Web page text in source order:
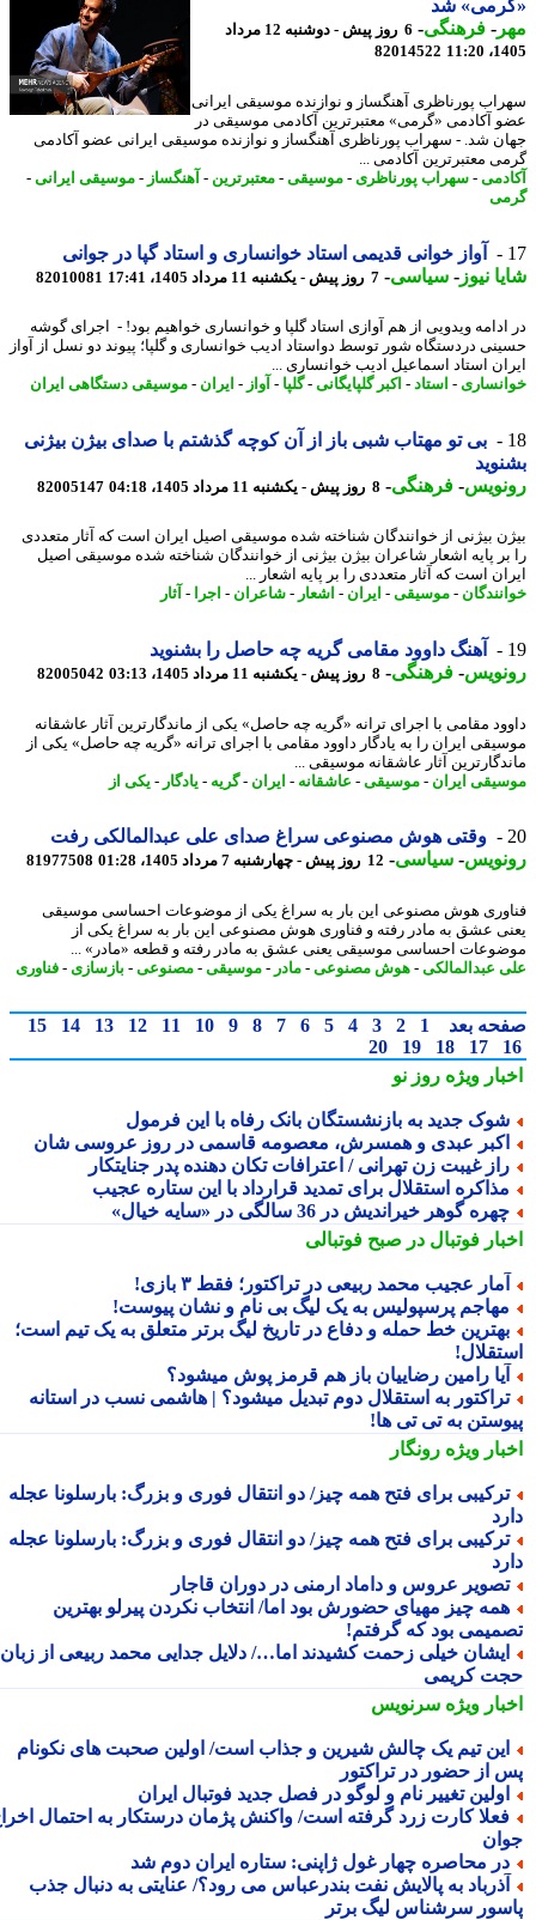
شد
-فرهنگی-
6 روز پیش - دوشنبه 12 مرداد
82014522
پورناظری آهنگساز و نوازنده موسیقی ایرانی
آکادمی «گرمی» معتبرترین آکادمی موسیقی در
شد. - سهراب پورناظری آهنگساز و نوازنده موسیقی ایرانی عضو آکادمی
معتبرترین آکادمی ...
-سهراب پورناظری- موسیقی-معتبرترین- آهنگساز-موسیقی ایرانی-
آواز خوانی قدیمی استاد خوانساری و استاد گپا در جوانی
نیوز-سیاسی-7 روز پیش - یکشنبه 11 مرداد 1405، 17:41 82010081
ویدویی از هم آوازی استاد گلپا و خوانساری خواهیم بود! - اجرای گوشه
دردستگاه شور توسط دواستاد ادیب خوانساری و گلپا؛ پیوند دو نسل از آواز
استاد اسماعیل ادیب خوانساری ...
- استاد-اکبر گلپایگانی-گلپا-آواز-ایران - موسیقی دستگاهی ایران
بی تو مهتاب شبی باز از آن کوچه گذشتم با صدای بیژن بیژنی
-فرهنگی-8 روز پیش - یکشنبه 11 مرداد 1405، 04:18 82005147
بیژنی از خوانندگان شناخته شده موسیقی اصیل ایران است که آثار متعددی
پایه اشعار شاعران بیژن بیژنی از خوانندگان شناخته شده موسیقی اصیل
است که آثار متعددی را بر پایه اشعار ...
-موسیقی-ایران - اشعار-شاعران- اجرا -آثار
آهنگ داوود مقامی گریه چه حاصل را بشنوید
-فرهنگی-8 روز پیش - یکشنبه 11 مرداد 1405، 03:13 82005042
مقامی با اجرای ترانه «گریه چه حاصل» یکی از ماندگارترین آثار عاشقانه
ایران را به یادگار داوود مقامی با اجرای ترانه «گریه چه حاصل» یکی از
آثار عاشقانه موسیقی ...
ایران - موسیقی-عاشقانه-ایران - گریه- یادگار-یکی از
وقتی هوش مصنوعی سراغ صدای علی عبدالمالکی رفت
-سیاسی-12 روز پیش - چهارشنبه 7 مرداد 1405، 01:28 81977508
هوش مصنوعی این بار به سراغ یکی از موضوعات احساسی موسیقی
عشق به مادر رفته و فناوری هوش مصنوعی این بار به سراغ یکی از
احساسی موسیقی یعنی عشق به مادر رفته و قطعه «مادر» ...
عبدالمالکی-هوش مصنوعی-مادر -موسیقی-مصنوعی-بازسازی- فناوری
بعد 1
2
3
4
5
6
7
8
9
10
11
12
13
14
15
17
18
19
20
ویژهروز نو
جدید به بازنشستگان بانک رفاه با این فرمول
عبدی و همسرش، معصومه قاسمی در روز عروسی شان
غیبت زن تهرانی / اعترافات تکان دهنده پدر جنایتکار
استقلال برای تمدید قرارداد با این ستاره عجیب
گوهر خیراندیش در 36 سالگی در «سایه خیال»
فوتبال در صبح فوتبالی
عجیب محمد ربیعی در تراکتور؛ فقط ۳ بازی!
پرسپولیس به یک لیگ بی نام و نشان پیوست!
خط حمله و دفاع در تاریخ لیگ برتر متعلق به یک تیم است؛
رامین رضاییان باز هم قرمز پوش میشود؟
به استقلال دوم تبدیل میشود؟ | هاشمی نسب در استانه
به تی تی ها!
ویژهرونگار
برای فتح همه چیز/ دو انتقال فوری و بزرگ: بارسلونا عجله
برای فتح همه چیز/ دو انتقال فوری و بزرگ: بارسلونا عجله
عروس و داماد ارمنی در دوران قاجار
چیز مهیای حضورش بود اما/ انتخاب نکردن پیرلو بهترین
بود که گرفتم!
خیلی زحمت کشیدند اما…/ دلایل جدایی محمد ربیعی از زبان
کریمی
ویژهسرنویس
تیم یک چالش شیرین و جذاب است/ اولین صحبت های نکونام
از حضور در تراکتور
تغییر نام و لوگو در فصل جدید فوتبال ایران
کارت زرد گرفته است/ واکنش پژمان درستکار به احتمال اخراج
محاصره چهار غول ژاپنی: ستاره ایران دوم شد
به پالایش نفت بندرعباس می رود؟/ عنایتی به دنبال جذب
سرشناس لیگ برتر